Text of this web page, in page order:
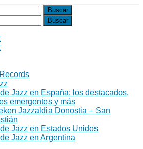
Jazz en España: los destacados,
emergentes y más
Jazzaldia Donostia – San
Jazz en Estados Unidos
Jazz en Argentina